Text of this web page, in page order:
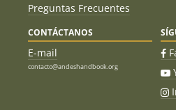
Preguntas Frecuentes
CONTÁCTANOS
E-mail
contacto@andeshandbook.org